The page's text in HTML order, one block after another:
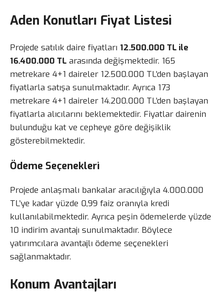
Aden Konutları Fiyat Listesi
Projede satılık daire fiyatları 12.500.000 TL ile
16.400.000 TL arasında değişmektedir. 165
metrekare 4+1 daireler 12.500.000 TL’den başlayan
fiyatlarla satışa sunulmaktadır. Ayrıca 173
metrekare 4+1 daireler 14.200.000 TL’den başlayan
fiyatlarla alıcılarını beklemektedir. Fiyatlar dairenin
bulunduğu kat ve cepheye göre değişiklik
gösterebilmektedir.
Ödeme Seçenekleri
Projede anlaşmalı bankalar aracılığıyla 4.000.000
TL’ye kadar yüzde 0,99 faiz oranıyla kredi
kullanılabilmektedir. Ayrıca peşin ödemelerde yüzde
10 indirim avantajı sunulmaktadır. Böylece
yatırımcılara avantajlı ödeme seçenekleri
sağlanmaktadır.
Konum Avantajları